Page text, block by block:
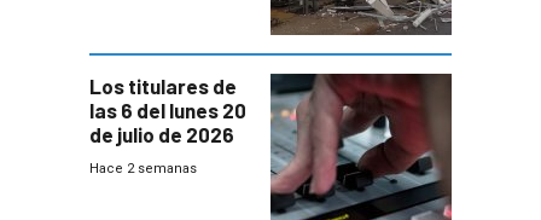
Los titulares de
las 6 del lunes 20
de julio de 2026
Hace 2 semanas